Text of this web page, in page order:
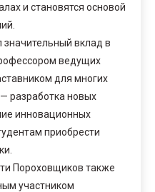
и становятся основой
вклад в
ведущих
для многих
разработка новых
инновационных
приобрести
Пороховщиков также
участником